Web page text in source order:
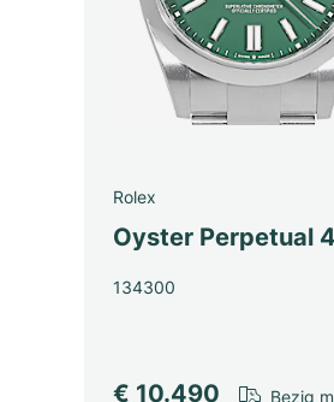
Rolex
Oyster Perpetual
134300
€ 10.490 Bezig